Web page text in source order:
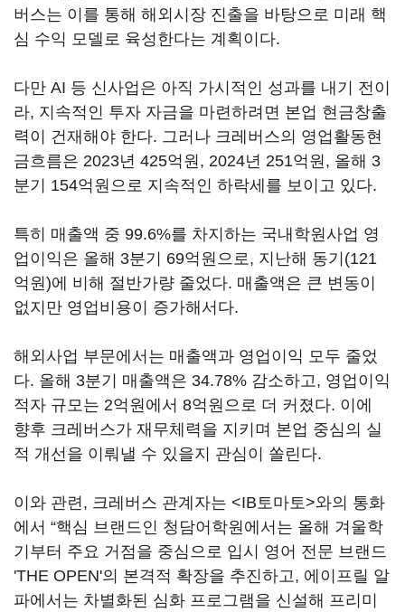
버스는 이를 통해 해외시장 진출을 바탕으로 미래 핵
심 수익 모델로 육성한다는 계획이다.
다만 AI 등 신사업은 아직 가시적인 성과를 내기 전이
라, 지속적인 투자 자금을 마련하려면 본업 현금창출
력이 건재해야 한다. 그러나 크레버스의 영업활동현
금흐름은 2023년 425억원, 2024년 251억원, 올해 3
분기 154억원으로 지속적인 하락세를 보이고 있다.
특히 매출액 중 99.6%를 차지하는 국내학원사업 영
업이익은 올해 3분기 69억원으로, 지난해 동기(121
억원)에 비해 절반가량 줄었다. 매출액은 큰 변동이
없지만 영업비용이 증가해서다.
해외사업 부문에서는 매출액과 영업이익 모두 줄었
다. 올해 3분기 매출액은 34.78% 감소하고, 영업이익
적자 규모는 2억원에서 8억원으로 더 커졌다. 이에
향후 크레버스가 재무체력을 지키며 본업 중심의 실
적 개선을 이뤄낼 수 있을지 관심이 쏠린다.
이와 관련, 크레버스 관계자는 <IB토마토>와의 통화
에서 “핵심 브랜드인 청담어학원에서는 올해 겨울학
기부터 주요 거점을 중심으로 입시 영어 전문 브랜드
'THE OPEN'의 본격적 확장을 추진하고, 에이프릴 알
파에서는 차별화된 심화 프로그램을 신설해 프리미